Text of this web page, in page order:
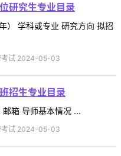
研究生专业目录
） 学科或专业 研究方向 拟招
考试 2024-05-03
招生专业目录
箱 导师基本情况 ...
考试 2024-05-03